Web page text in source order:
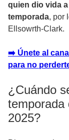
quien dio vida
temporada, por
Ellsowrth-Clark.
➡️ Únete al
para no
¿Cuándo
temporada
2025?